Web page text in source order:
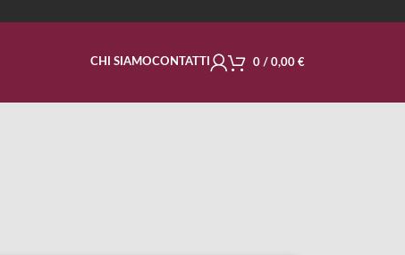
CHI SIAMOCONTATTI 0 / 0,00 €